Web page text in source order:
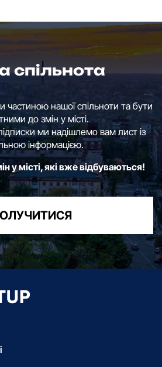
спільнота
частиною нашої спільноти та бути
до змін у місті.
ми надішлемо вам лист із
інформацією.
у місті, які вже відбуваються!